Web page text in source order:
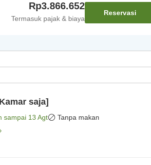
Rp3.866.652
Termasuk pajak & biaya
Reservasi
saja]
sampai 13 Agt Tanpa makan